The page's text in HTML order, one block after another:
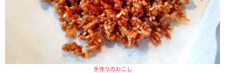
手作りのおこし